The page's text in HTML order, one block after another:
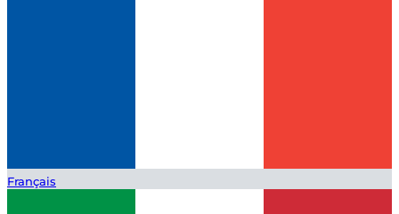
Français